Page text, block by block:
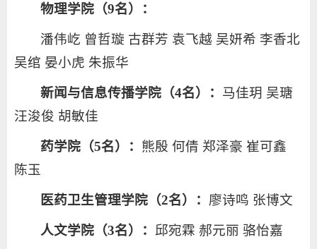
物理学院（9名）：
潘伟屹 曾哲璇 古群芳 袁飞越 吴妍希 李香北
吴绾 晏小虎 朱振华
新闻与信息传播学院（4名）： 马佳玥 吴瑭
汪浚俊 胡敏佳
药学院（5名）： 熊殷 何倩 郑泽豪 崔可鑫
陈玉
医药卫生管理学院（2名）： 廖诗鸣 张博文
人文学院（3名）： 邱宛霖 郝元丽 骆怡嘉